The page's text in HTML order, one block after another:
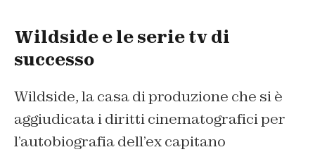
Wildside e le serie tv di
successo
Wildside, la casa di produzione che si è
aggiudicata i diritti cinematografici per
l’autobiografia dell’ex capitano